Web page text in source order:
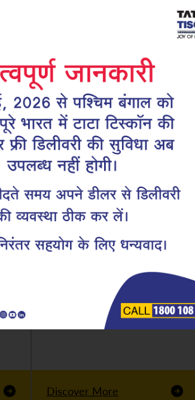
Tata Tiscon GFX
Ultima
Tata Tiscon 550SD are
highly accurate and
possess uniform ridges,
Discover More